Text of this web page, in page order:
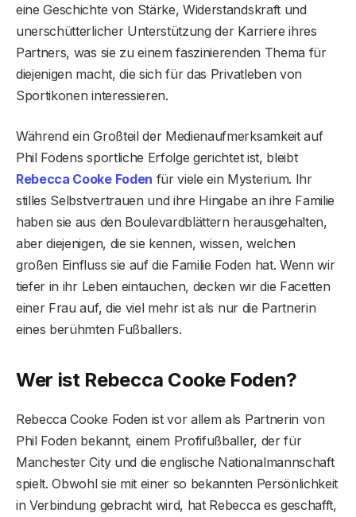
eine Geschichte von Stärke, Widerstandskraft und
unerschütterlicher Unterstützung der Karriere ihres
Partners, was sie zu einem faszinierenden Thema für
diejenigen macht, die sich für das Privatleben von
Sportikonen interessieren.
Während ein Großteil der Medienaufmerksamkeit auf
Phil Fodens sportliche Erfolge gerichtet ist, bleibt
Rebecca Cooke Foden für viele ein Mysterium. Ihr
stilles Selbstvertrauen und ihre Hingabe an ihre Familie
haben sie aus den Boulevardblättern herausgehalten,
aber diejenigen, die sie kennen, wissen, welchen
großen Einfluss sie auf die Familie Foden hat. Wenn wir
tiefer in ihr Leben eintauchen, decken wir die Facetten
einer Frau auf, die viel mehr ist als nur die Partnerin
eines berühmten Fußballers.
Wer ist Rebecca Cooke Foden?
Rebecca Cooke Foden ist vor allem als Partnerin von
Phil Foden bekannt, einem Profifußballer, der für
Manchester City und die englische Nationalmannschaft
spielt. Obwohl sie mit einer so bekannten Persönlichkeit
in Verbindung gebracht wird, hat Rebecca es geschafft,